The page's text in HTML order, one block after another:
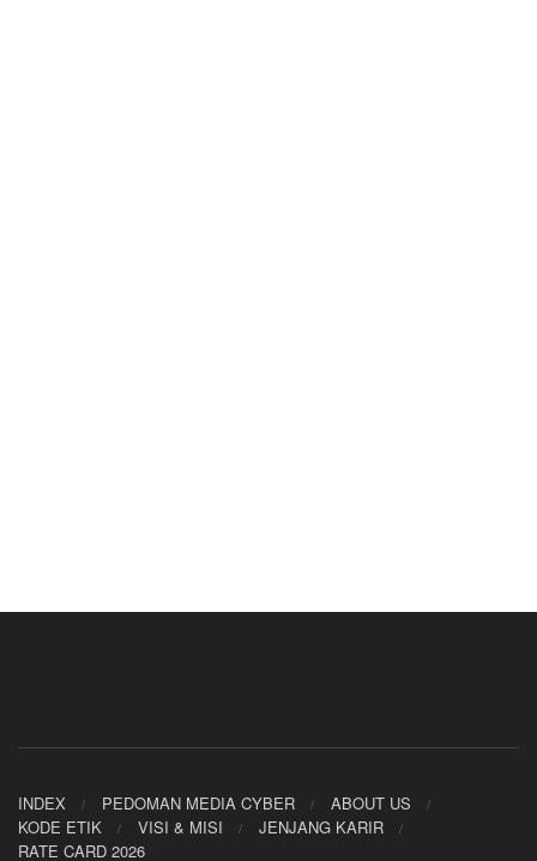
INDEX PEDOMAN MEDIA CYBER
ABOUT US
KODE ETIK
VISI & MISI
JENJANG KARIR
RATE CARD 2026